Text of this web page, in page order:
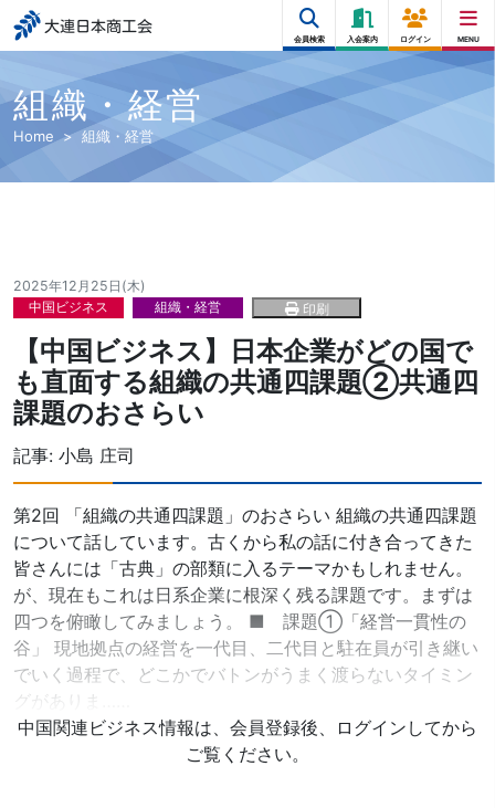
大連日本商工会
会員検索 入会案内 ログイン MENU
組織・経営
Home 組織・経営
2025年12月25日(木)
中国ビジネス
組織・経営 印刷
【中国ビジネス】日本企業がどの国で
も直面する組織の共通四課題②共通四
課題のおさらい
記事: 小島 庄司
第2回 「組織の共通四課題」のおさらい 組織の共通四課題
について話しています。古くから私の話に付き合ってきた
皆さんには「古典」の部類に入るテーマかもしれません。
が、現在もこれは日系企業に根深く残る課題です。まずは
四つを俯瞰してみましょう。 ■ 課題①「経営一貫性の
谷」 現地拠点の経営を一代目、二代目と駐在員が引き継い
でいく過程で、どこかでバトンがうまく渡らないタイミン
グがありま……
中国関連ビジネス情報は、会員登録後、ログインしてから
ご覧ください。